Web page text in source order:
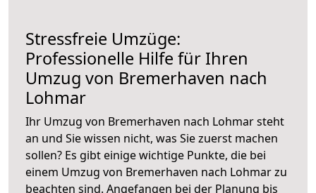
Stressfreie Umzüge:
Professionelle Hilfe für Ihren
Umzug von Bremerhaven nach
Lohmar
Ihr Umzug von Bremerhaven nach Lohmar steht
an und Sie wissen nicht, was Sie zuerst machen
sollen? Es gibt einige wichtige Punkte, die bei
einem Umzug von Bremerhaven nach Lohmar zu
beachten sind. Angefangen bei der Planung bis